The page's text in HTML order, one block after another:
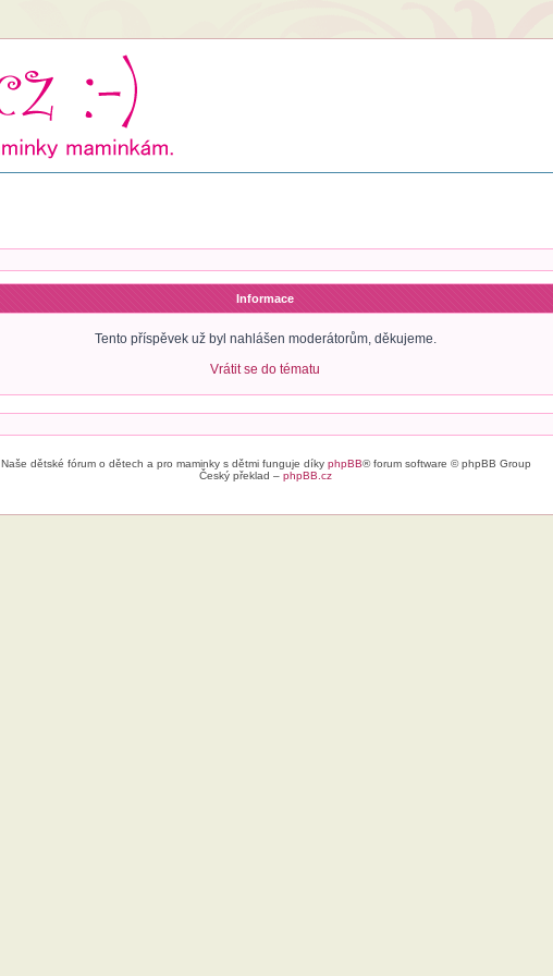
Informace
Tento příspěvek už byl nahlášen moderátorům, děkujeme.
Vrátit se do tématu
Naše dětské fórum o dětech a pro maminky s dětmi funguje díky phpBB® forum software © phpBB Group
Český překlad – phpBB.cz